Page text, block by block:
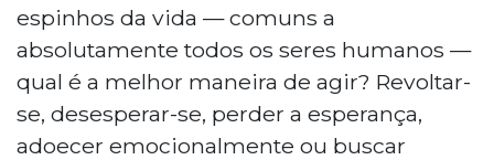
espinhos da vida — comuns a
absolutamente todos os seres humanos —
qual é a melhor maneira de agir? Revoltar-
se, desesperar-se, perder a esperança,
adoecer emocionalmente ou buscar